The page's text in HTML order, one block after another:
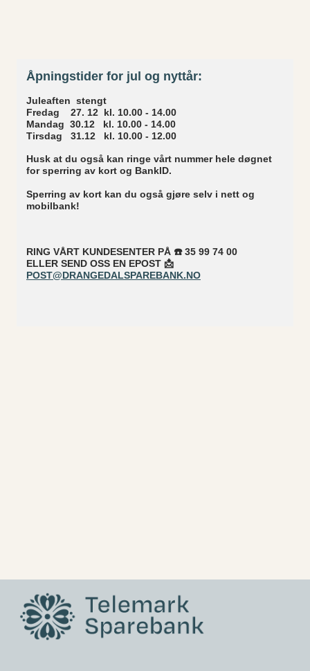
Åpningstider for jul og nyttår:
Juleaften stengt
Fredag 27. 12 kl. 10.00 - 14.00
Mandag 30.12 kl. 10.00 - 14.00
Tirsdag 31.12 kl. 10.00 - 12.00
Husk at du også kan ringe vårt nummer hele døgnet
for sperring av kort og BankID.
Sperring av kort kan du også gjøre selv i nett og
mobilbank!
RING VÅRT KUNDESENTER PÅ ☎️ 35 99 74 00
ELLER SEND OSS EN EPOST 📩
POST@DRANGEDALSPAREBANK.NO